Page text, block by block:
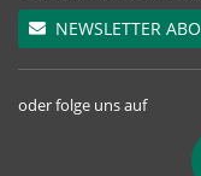
NEWSLETTER
oder folge uns auf